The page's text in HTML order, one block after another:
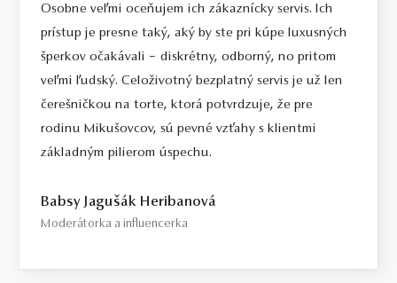
Osobne veľmi oceňujem ich zákaznícky servis. Ich
prístup je presne taký, aký by ste pri kúpe luxusných
šperkov očakávali – diskrétny, odborný, no pritom
veľmi ľudský. Celoživotný bezplatný servis je už len
čerešničkou na torte, ktorá potvrdzuje, že pre
rodinu Mikušovcov, sú pevné vzťahy s klientmi
základným pilierom úspechu.
Babsy Jagušák Heribanová
Moderátorka a influencerka